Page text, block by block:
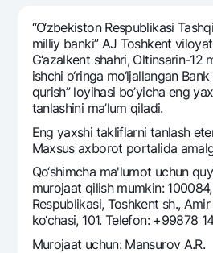
Hamma uchun USD uchun
Talab qilib olinguncha USD
Oltin omonat
NBU’dan oltin quymalar
Kumush omonat
UzCard/HUMO
Visa
Visa FIFA
Mastercard
Garmin pay
Eskrou hisobvarag‘i
Tariflar
Aksiyalar
Milliy mobil ilovasi
Ko'p beriladigan savollar
Sayt bo‘yicha qidiring
“O‘zbеkiston Rеspublikasi
milliy banki” AJ Toshkеnt
G‘azalkеnt shahri, Oltinsarin-12
ishchi o‘ringa mo‘ljallangan
qurish” loyihasi bo’yicha eng
tanlashini ma’lum qiladi.
Eng yaxshi takliflarni tanlash
Maxsus axborot portalida
Qo‘shimcha ma'lumot uchun
murojaat qilish mumkin:
Respublikasi, Toshkent sh.,
ko‘chasi, 101. Telefon: +99878
Murojaat uchun: Mansurov A.R.